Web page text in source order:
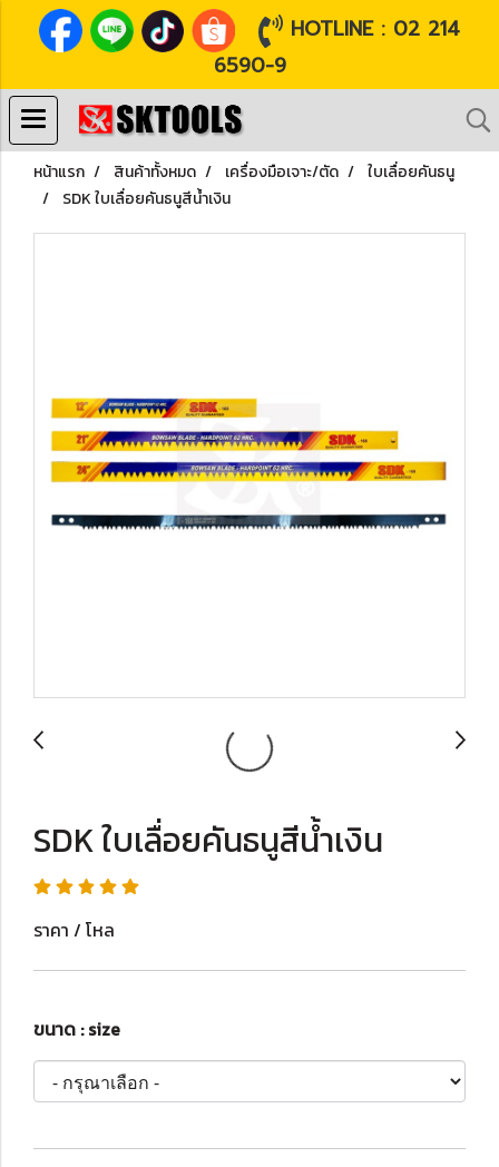
HOTLINE : 02 214
6590-9
หน้าแรก สินค้าทั้งหมด เครื่องมือเจาะ/ตัด
ใบเลื่อยคันธนู
SDK ใบเลื่อยคันธนูสีน้ำเงิน
SDK ใบเลื่อยคันธนูสีน้ำเงิน
ราคา / โหล
ขนาด : size